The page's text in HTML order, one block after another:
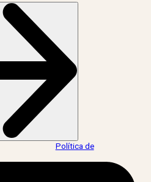
Política de